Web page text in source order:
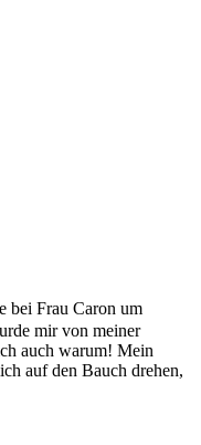
bei Frau Caron um
mir von meiner
auch warum! Mein
auf den Bauch drehen,